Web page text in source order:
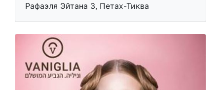
Рафаэля Эйтана 3, Петах-Тиква